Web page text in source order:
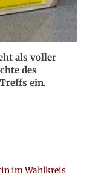
als voller
des
ein.
im Wahlkreis